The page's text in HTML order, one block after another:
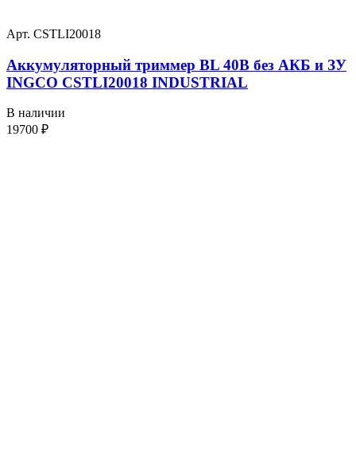
Арт. CSTLI20018
Аккумуляторный триммер BL 40В без АКБ и ЗУ
INGCO CSTLI20018 INDUSTRIAL
В наличии
19700 ₽